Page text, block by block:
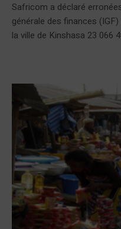
Safricom a déclaré
générale des finances
la ville de Kinshasa 23 066